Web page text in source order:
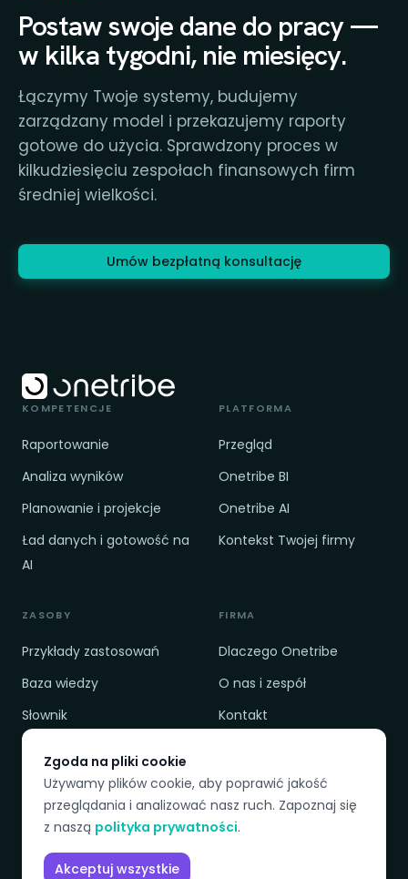
Postaw swoje dane do pracy —
w kilka tygodni, nie miesięcy.
Łączymy Twoje systemy, budujemy
zarządzany model i przekazujemy raporty
gotowe do użycia. Sprawdzony proces w
kilkudziesięciu zespołach finansowych firm
średniej wielkości.
Umów bezpłatną konsultację
KOMPETENCJE
Raportowanie
Analiza wyników
Planowanie i projekcje
Ład danych i gotowość na
AI
PLATFORMA
Przegląd
Onetribe BI
Onetribe AI
Kontekst Twojej firmy
ZASOBY
Przykłady zastosowań
Baza wiedzy
Słownik
Porównanie
FIRMA
Dlaczego Onetribe
O nas i zespół
Kontakt
Regulamin
DOSTĘPNE JĘZYKI
Zgoda na pliki cookie
Używamy plików cookie, aby poprawić jakość
przeglądania i analizować nasz ruch. Zapoznaj się
z naszą polityka prywatności.
Akceptuj wszystkie